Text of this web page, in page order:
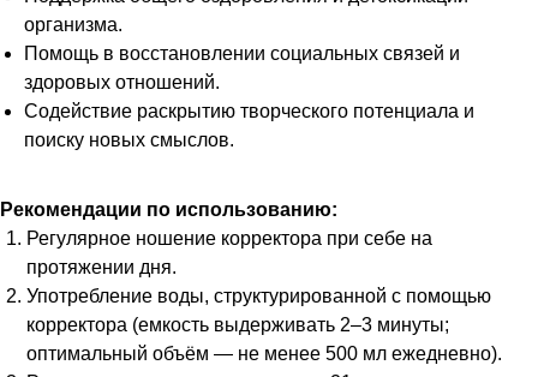
организма.
Помощь в восстановлении социальных связей и
здоровых отношений.
Содействие раскрытию творческого потенциала и
поиску новых смыслов.
Рекомендации по использованию:
Регулярное ношение корректора при себе на
протяжении дня.
Употребление воды, структурированной с помощью
корректора (емкость выдерживать 2–3 минуты;
оптимальный объём — не менее 500 мл ежедневно).